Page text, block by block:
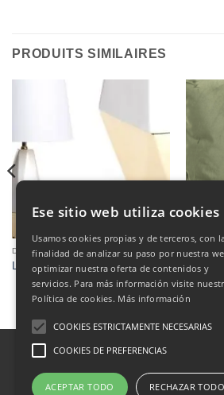
PRODUITS SIMILAIRES
DÉCORATION
LAMPARA Cojines
Aviso legal-Política de Privacidad
Condiciones informativas sobre
Ese sitio web utiliza cookies
Usamos cookies propias y de terceros, con
finalidad de analizar su paso por nuestra
optimizar nuestra oferta de contenidos y
servicios. Para más información visite
Política de cookies. Más información
COOKIES ESTRICTAMENTE NECESARIAS
COOKIES DE PREFERENCIAS
ACEPTAR TODO RECHAZAR TODO